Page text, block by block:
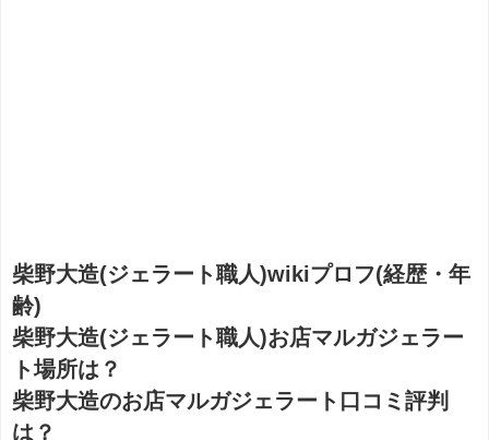
柴野大造(ジェラート職人)wikiプロフ(経歴・年
齢)
柴野大造(ジェラート職人)お店マルガジェラー
ト場所は？
柴野大造のお店マルガジェラート口コミ評判
は？